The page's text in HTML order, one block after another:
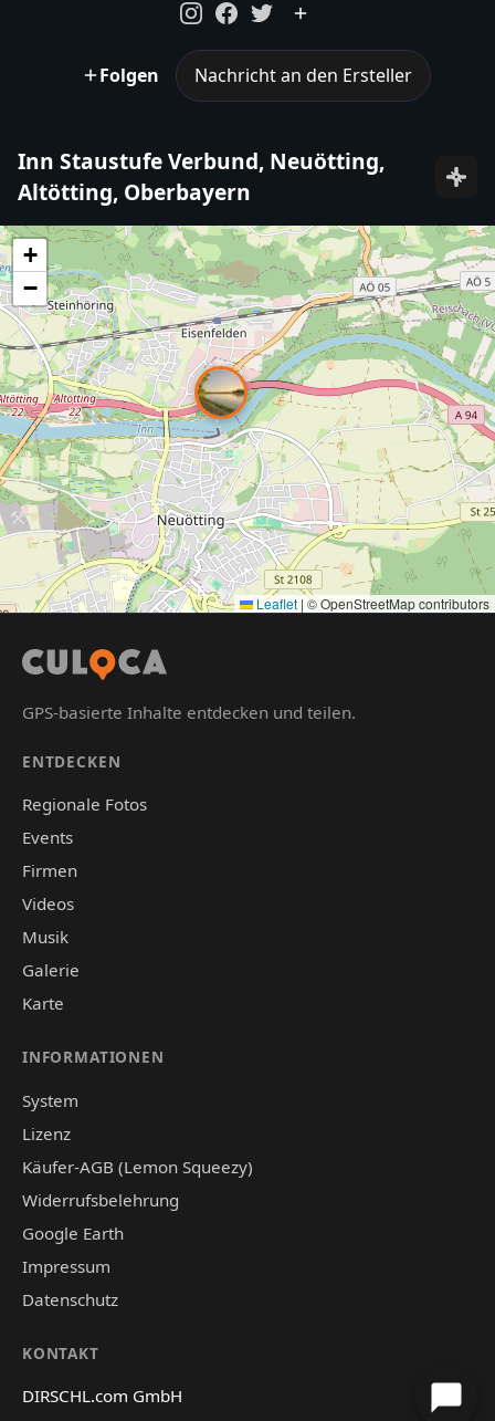
Folgen Nachricht an den Ersteller
Inn Staustufe Verbund, Neuötting,
Altötting, Oberbayern
+
−
Leaflet | © OpenStreetMap contributors
GPS-basierte Inhalte entdecken und teilen.
ENTDECKEN
Regionale Fotos
Events
Firmen
Videos
Musik
Galerie
Karte
INFORMATIONEN
System
Lizenz
Käufer-AGB (Lemon Squeezy)
Widerrufsbelehrung
Google Earth
Impressum
Datenschutz
KONTAKT
DIRSCHL.com GmbH